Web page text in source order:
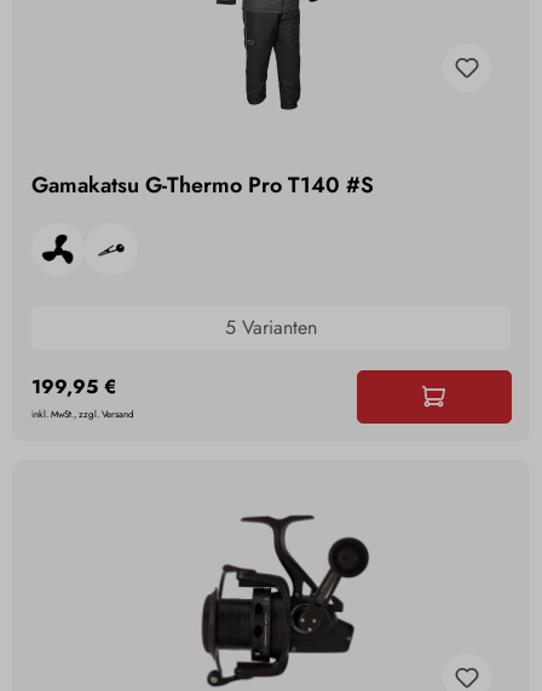
Gamakatsu G-Thermo Pro T140 #S
5 Varianten
199,95 €
inkl. MwSt., zzgl. Versand